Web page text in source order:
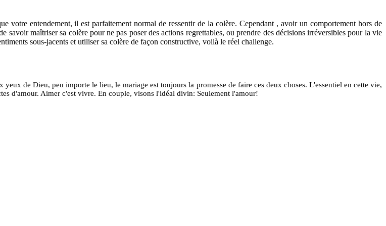
votre entendement, il est parfaitement normal de ressentir de la colère. Cependant , avoir un comportement hors de
maîtriser sa colère pour ne pas poser des actions regrettables, ou prendre des décisions irréversibles pour la vie
sous-jacents et utiliser sa colère de façon constructive, voilà le réel challenge.
de Dieu, peu importe le lieu, le mariage est toujours la promesse de faire ces deux choses. L'essentiel en cette vie,
d'amour. Aimer c'est vivre. En couple, visons l'idéal divin: Seulement l'amour!